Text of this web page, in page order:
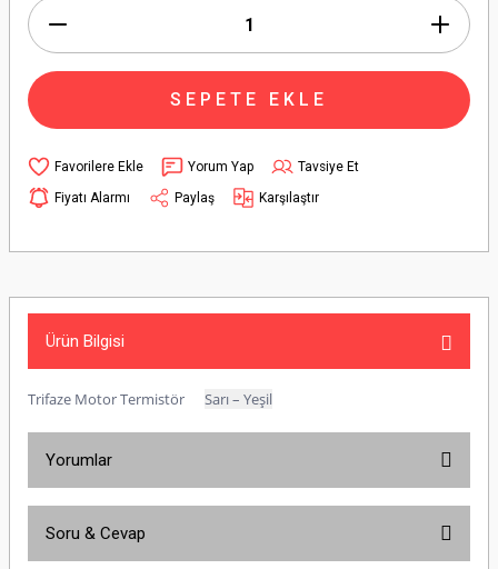
SEPETE EKLE
Yorum Yap
Tavsiye Et
Fiyatı Alarmı
Paylaş Karşılaştır
Ürün Bilgisi
Trifaze Motor Termistör Sarı – Yeşil
Yorumlar
Soru & Cevap